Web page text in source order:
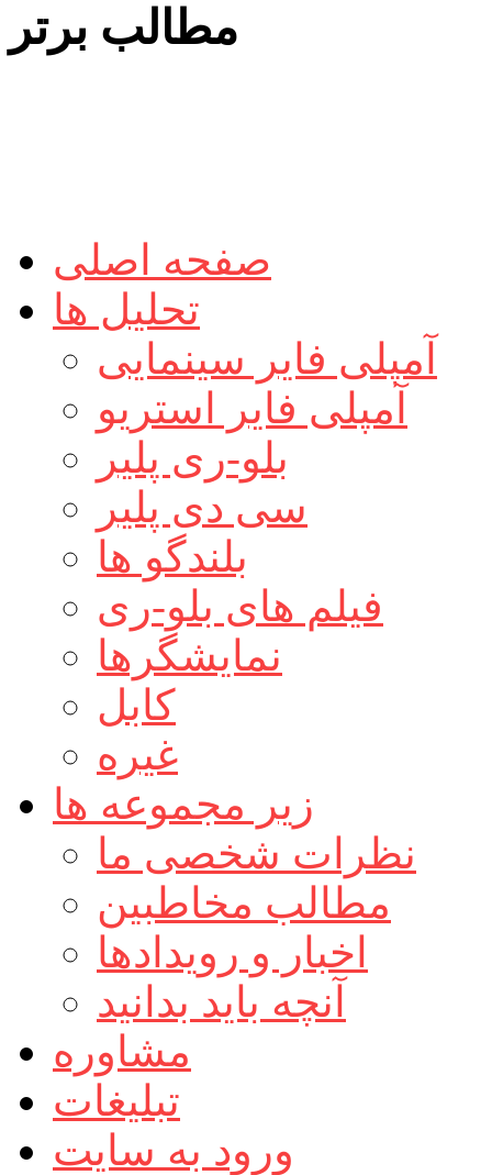
مطالب برتر
صفحه اصلی
تحلیل ها
آمپلی فایر سینمایی
آمپلی فایر استریو
بلو-ری پلیر
سی دی پلیر
بلندگو ها
فیلم های بلو-ری
نمایشگرها
کابل
غیره
زیر مجموعه ها
نظرات شخصی ما
مطالب مخاطبین
اخبار و رویدادها
آنچه باید بدانید
مشاوره
تبلیغات
ورود به سایت